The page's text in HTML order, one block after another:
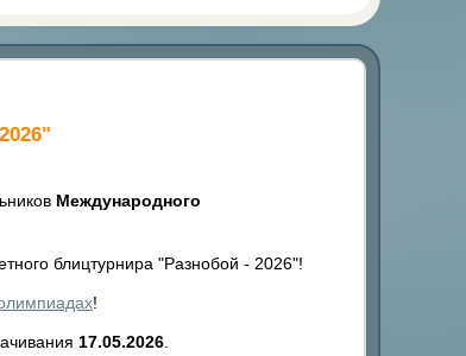
Международного
блицтурнира "Разнобой - 2026"!
!
17.05.2026